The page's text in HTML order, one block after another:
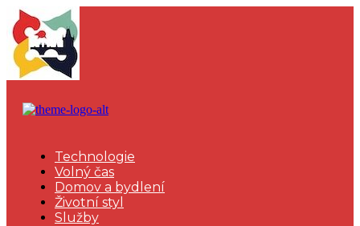
Technologie
Volný čas
Domov a bydlení
Životní styl
Služby